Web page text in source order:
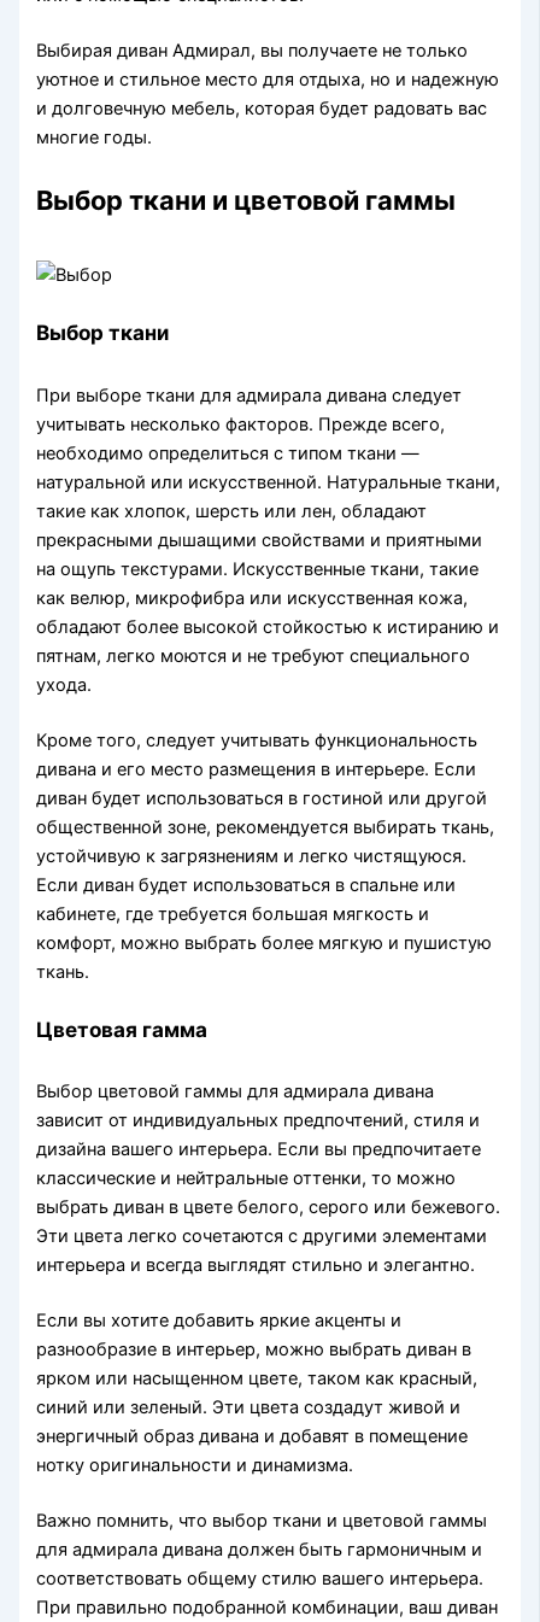
Выбирая диван Адмирал, вы получаете не только
уютное и стильное место для отдыха, но и надежную
и долговечную мебель, которая будет радовать вас
многие годы.
Выбор ткани и цветовой гаммы
Выбор ткани
При выборе ткани для адмирала дивана следует
учитывать несколько факторов. Прежде всего,
необходимо определиться с типом ткани —
натуральной или искусственной. Натуральные ткани,
такие как хлопок, шерсть или лен, обладают
прекрасными дышащими свойствами и приятными
на ощупь текстурами. Искусственные ткани, такие
как велюр, микрофибра или искусственная кожа,
обладают более высокой стойкостью к истиранию и
пятнам, легко моются и не требуют специального
ухода.
Кроме того, следует учитывать функциональность
дивана и его место размещения в интерьере. Если
диван будет использоваться в гостиной или другой
общественной зоне, рекомендуется выбирать ткань,
устойчивую к загрязнениям и легко чистящуюся.
Если диван будет использоваться в спальне или
кабинете, где требуется большая мягкость и
комфорт, можно выбрать более мягкую и пушистую
ткань.
Цветовая гамма
Выбор цветовой гаммы для адмирала дивана
зависит от индивидуальных предпочтений, стиля и
дизайна вашего интерьера. Если вы предпочитаете
классические и нейтральные оттенки, то можно
выбрать диван в цвете белого, серого или бежевого.
Эти цвета легко сочетаются с другими элементами
интерьера и всегда выглядят стильно и элегантно.
Если вы хотите добавить яркие акценты и
разнообразие в интерьер, можно выбрать диван в
ярком или насыщенном цвете, таком как красный,
синий или зеленый. Эти цвета создадут живой и
энергичный образ дивана и добавят в помещение
нотку оригинальности и динамизма.
Важно помнить, что выбор ткани и цветовой гаммы
для адмирала дивана должен быть гармоничным и
соответствовать общему стилю вашего интерьера.
При правильно подобранной комбинации, ваш диван